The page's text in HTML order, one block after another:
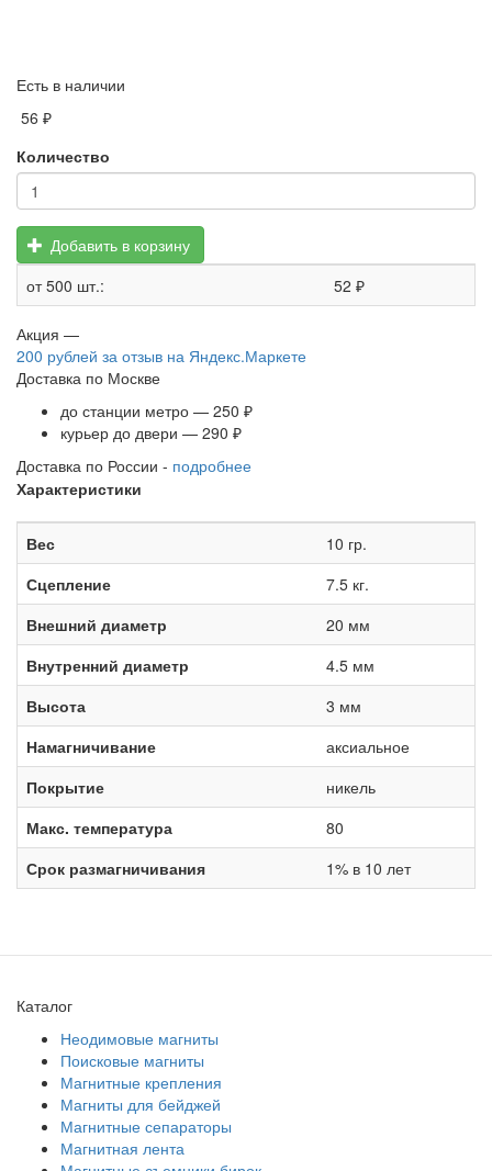
Есть в наличии
56 ₽
Количество
Добавить в корзину
от 500 шт.:
52 ₽
Акция —
200 рублей за отзыв на Яндекс.Маркете
Доставка по Москве
до станции метро — 250 ₽
курьер до двери — 290 ₽
Доставка по России - подробнее
Характеристики
Вес
10 гр.
Сцепление
7.5 кг.
Внешний диаметр
20 мм
Внутренний диаметр
4.5 мм
Высота
3 мм
Намагничивание
аксиальное
Покрытие
никель
Макс. температура
80
Срок размагничивания
1% в 10 лет
Каталог
Неодимовые магниты
Поисковые магниты
Магнитные крепления
Магниты для бейджей
Магнитные сепараторы
Магнитная лента